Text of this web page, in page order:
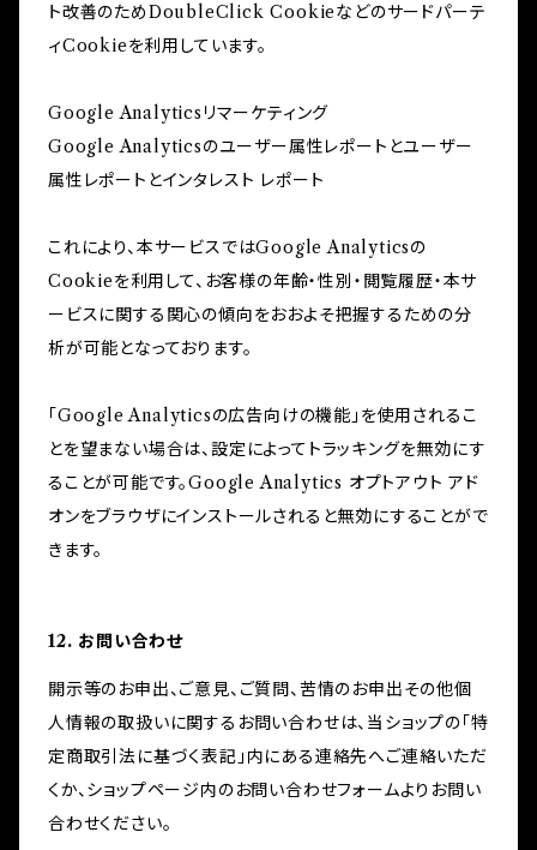
ト改善のためDoubleClick Cookieなどのサードパーテ
ィCookieを利用しています。
Google Analyticsリマーケティング
Google Analyticsのユーザー属性レポートとユーザー
属性レポートとインタレスト レポート
これにより、本サービスではGoogle Analyticsの
Cookieを利用して、お客様の年齢・性別・閲覧履歴・本サ
ービスに関する関心の傾向をおおよそ把握するための分
析が可能となっております。
「Google Analyticsの広告向けの機能」を使用されるこ
とを望まない場合は、設定によってトラッキングを無効にす
ることが可能です。Google Analytics オプトアウト アド
オンをブラウザにインストールされると無効にすることがで
きます。
12. お問い合わせ
開示等のお申出、ご意見、ご質問、苦情のお申出その他個
人情報の取扱いに関するお問い合わせは、当ショップの「特
定商取引法に基づく表記」内にある連絡先へご連絡いただ
くか、ショップページ内のお問い合わせフォームよりお問い
合わせください。